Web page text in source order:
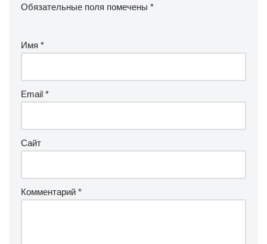
Обязательные поля помечены *
Имя *
Email *
Сайт
Комментарий *